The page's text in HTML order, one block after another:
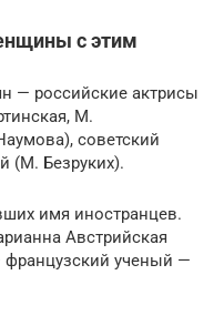
с этим
— российские актрисы
М.
советский
(М. Безруких).
имя иностранцев.
Австрийская
ученый —